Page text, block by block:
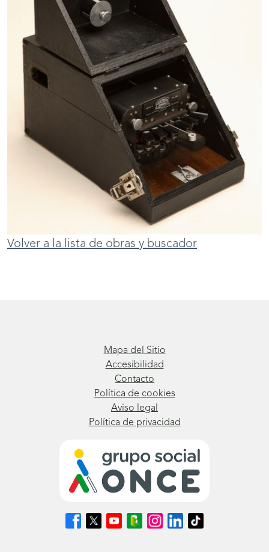
Volver a la lista de obras y buscador
Mapa del Sitio
Accesibilidad
Contacto
Política de cookies
Aviso legal
Política de privacidad
Síguenos
en
Síguenos
en
Síguenos
en
Síguenos
en
Síguenos
en
Síguenos
en
Síguenos
en